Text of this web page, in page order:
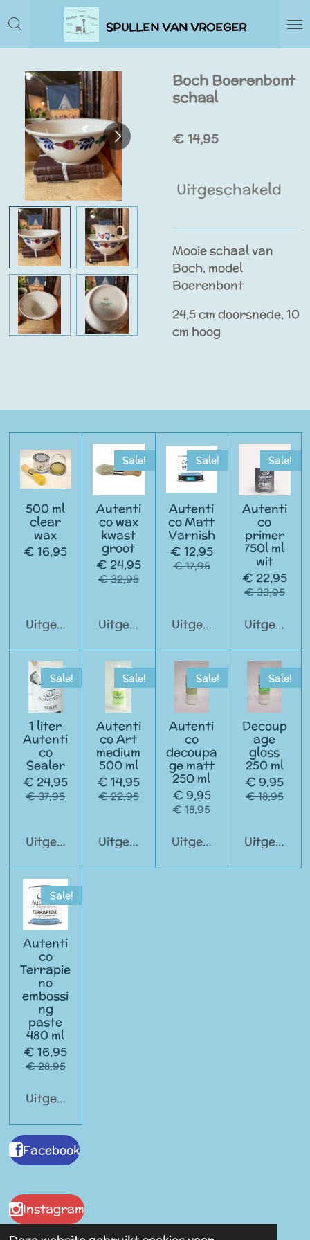
Ga
direct
naar
hoofdinhoud
SPULLEN VAN VROEGER
Boch Boerenbont
schaal
€ 14,95
Uitgeschakeld
Mooie schaal van
Boch, model
Boerenbont
24,5 cm doorsnede, 10
cm hoog
500 ml
clear
wax
€ 16,95
Uitgeschakeld
Sale!
Autenti
co wax
kwast
groot
€ 24,95
€ 32,95
Uitgeschakeld
Sale!
Autenti
co Matt
Varnish
€ 12,95
€ 17,95
Uitgeschakeld
Sale!
Autenti
co
primer
750l ml
wit
€ 22,95
€ 33,95
Sale!
1 liter
Autenti
co
Sealer
€ 24,95
€ 37,95
Uitgeschakeld
Sale!
Autenti
co Art
medium
500 ml
€ 14,95
€ 22,95
Uitgeschakeld
Sale!
Autenti
co
decoupa
ge matt
250 ml
€ 9,95
€ 18,95
Uitgeschakeld
Sale!
Decoup
age
gloss
250 ml
€ 9,95
€ 18,95
Sale!
Autenti
co
Terrapie
no
embossi
ng
paste
480 ml
€ 16,95
€ 28,95
Uitgeschakeld
Facebook
Instagram